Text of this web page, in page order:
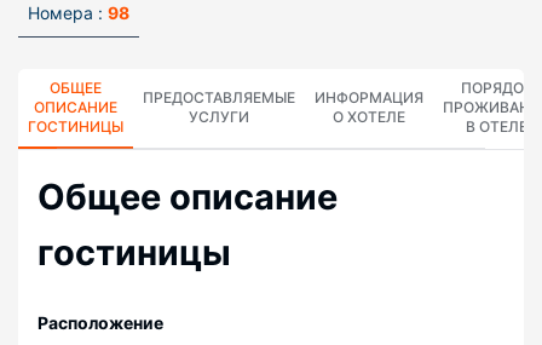
Номера : 98
ОБЩЕЕ
ОПИСАНИЕ
ГОСТИНИЦЫ
ПРЕДОСТАВЛЯЕМЫЕ
УСЛУГИ
ИНФОРМАЦИЯ
О ХОТЕЛЕ
ПОРЯДОК
В ОТЕЛЕ
Общее описание
гостиницы
Pасположение